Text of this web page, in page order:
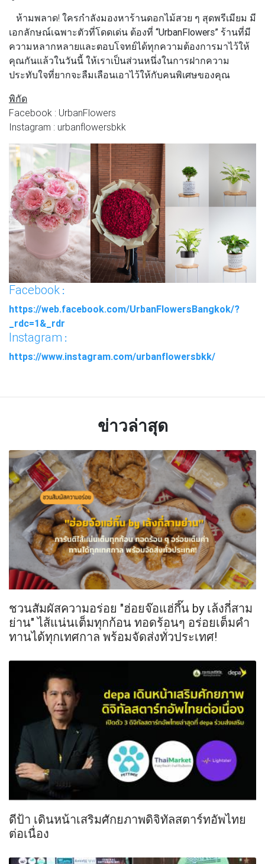
ห้ามพลาด! ใครกำลังมองหาร้านดอกไม้สวย ๆ สุดพรีเมียม มี
เอกลักษณ์เฉพาะตัวที่โดดเด่น ต้องที่ “UrbanFlowers” ร้านที่มี
ความหลากหลายและตอบโจทย์ได้ทุกความต้องการมาไว้ให้
คุณกันแล้วในวันนี้ ให้เราเป็นส่วนหนึ่งในการฝากความ
ประทับใจที่ยากจะลืมเลือนเอาไว้ให้กับคนพิเศษของคุณ
พิกัด
Facebook : UrbanFlowers
Instagram : urbanflowersbkk
Facebook :
https://web.facebook.com/UrbanFlowersBangkok/?
_rdc=1&_rdr
Instagram :
https://www.instagram.com/urbanflowersbkk/
ข่าวล่าสุด
ชวนสัมผัสความอร่อย "ฮ่อยจ๊อแฮ่กึ๊น by เล้งกี่สาม
ย่าน" ไส้แน่นเต็มทุกก้อน ทอดร้อนๆ อร่อยเต็มคำ
ทานได้ทุกเทศกาล พร้อมจัดส่งทั่วประเทศ!
ดีป้า เดินหน้าเสริมศักยภาพดิจิทัลสตาร์ทอัพไทย
ต่อเนื่อง